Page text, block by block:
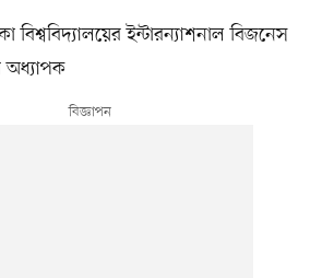
বিশ্ববিদ্যালয়ের ইন্টারন্যাশনাল বিজনেস
অধ্যাপক